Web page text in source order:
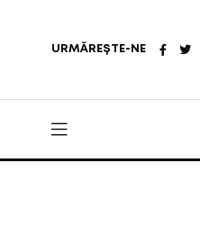
URMĂREȘTE-NE